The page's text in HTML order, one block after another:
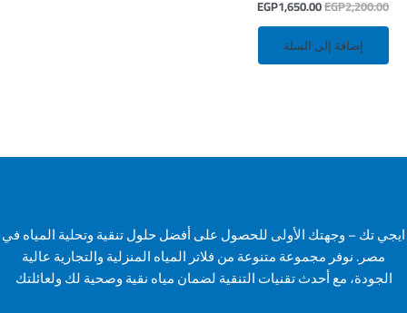
EGP2,200.00
EGP1,650.00
إضافة إلى السلة
ايجي تك – وجهتك الأولى للحصول على أفضل حلول تنقية وتحلية المياه في
مصر. نوفر مجموعة متنوعة من فلاتر المياه المنزلية والتجارية عالية
الجودة، مع أحدث تقنيات التنقية لضمان مياه نقية وصحية لك ولعائلتك